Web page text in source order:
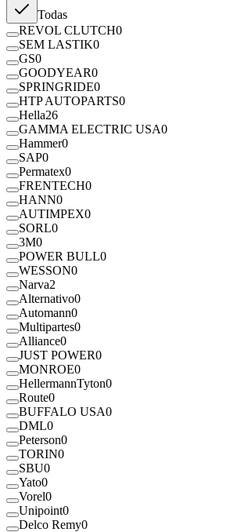
Todas
REVOL CLUTCH0
SEM LASTIK0
GS0
GOODYEAR0
SPRINGRIDE0
HTP AUTOPARTS0
Hella26
GAMMA ELECTRIC USA0
Hammer0
SAP0
Permatex0
FRENTECH0
HANN0
AUTIMPEX0
SORL0
3M0
POWER BULL0
WESSON0
Narva2
Alternativo0
Automann0
Multipartes0
Alliance0
JUST POWER0
MONROE0
HellermannTyton0
Route0
BUFFALO USA0
DML0
Peterson0
TORIN0
SBU0
Yato0
Vorel0
Unipoint0
Delco Remy0